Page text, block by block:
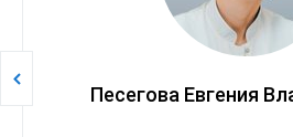
Песегова Евгения